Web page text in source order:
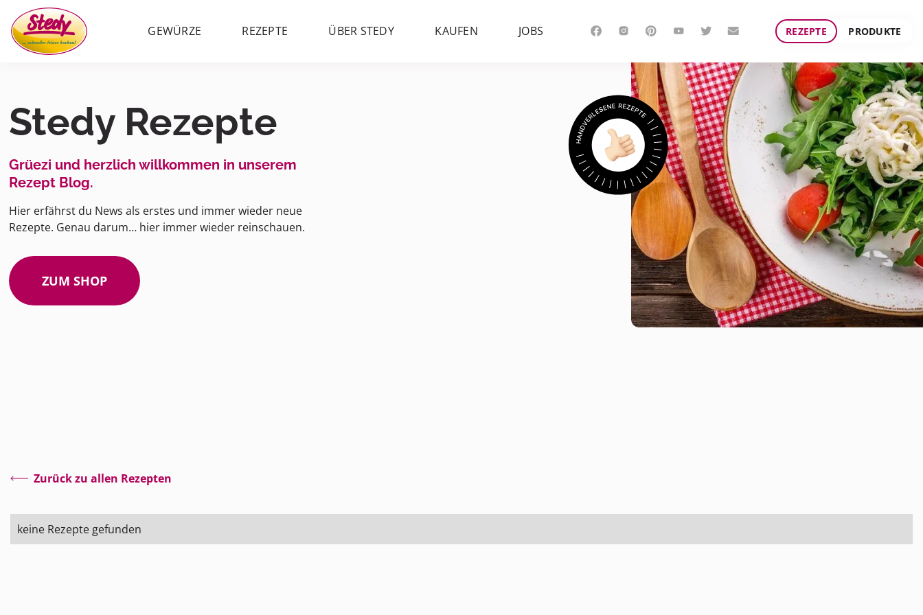
GEWÜRZE REZEPTE ÜBER STEDY KAUFEN JOBS REZEPTE PRODUKTE
Stedy Rezepte
Grüezi und herzlich willkommen in unserem
Rezept Blog.
Hier erfährst du News als erstes und immer wieder neue
Rezepte. Genau darum… hier immer wieder reinschauen.
ZUM SHOP
Zurück zu allen Rezepten
keine Rezepte gefunden